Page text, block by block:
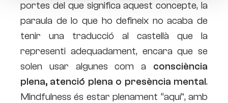
portes del que significa aquest concepte, la
paraula de lo que ho defineix no acaba de
tenir una traducció al castellà que la
representi adequadament, encara que se
solen usar algunes com a consciència
plena, atenció plena o presència mental.
Mindfulness és estar plenament “aquí”, amb